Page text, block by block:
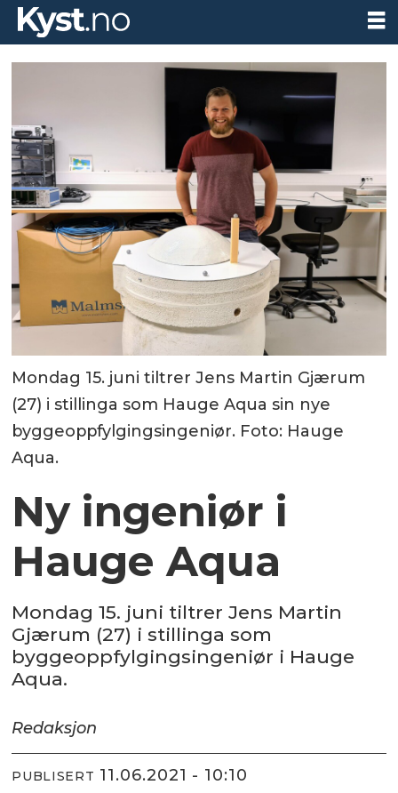
Mondag 15. juni tiltrer Jens Martin Gjærum
(27) i stillinga som Hauge Aqua sin nye
byggeoppfylgingsingeniør. Foto: Hauge
Aqua.
Ny ingeniør i
Hauge Aqua
Mondag 15. juni tiltrer Jens Martin
Gjærum (27) i stillinga som
byggeoppfylgingsingeniør i Hauge
Aqua.
Redaksjon
PUBLISERT 11.06.2021 - 10:10